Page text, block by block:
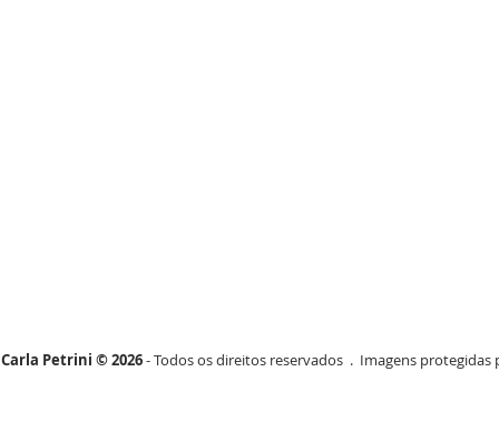
Carla Petrini © 2026- Todos os direitos reservados . Imagens